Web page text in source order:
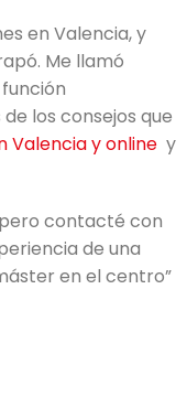
en Valencia, y
Me llamó
los consejos que
Valencia y online y
contacté con
de una
en el centro”